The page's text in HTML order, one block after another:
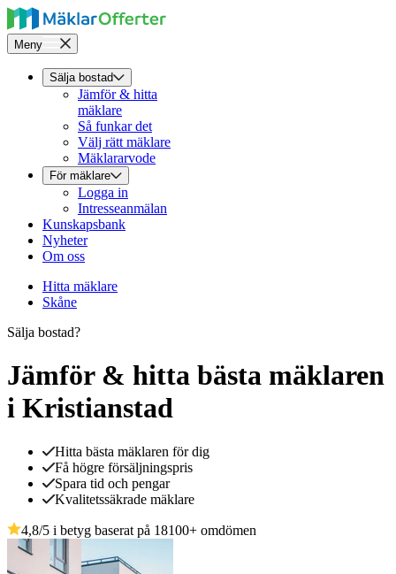
Meny
Sälja bostad
Jämför & hitta
mäklare
Så funkar det
Välj rätt mäklare
Mäklararvode
För mäklare
Logga in
Intresseanmälan
Kunskapsbank
Nyheter
Om oss
Hitta mäklare
Skåne
Sälja bostad?
Jämför & hitta bästa mäklaren
i Kristianstad
Hitta bästa mäklaren för dig
Få högre försäljningspris
Spara tid och pengar
Kvalitetssäkrade mäklare
4,8/5 i betyg baserat på 18100+ omdömen